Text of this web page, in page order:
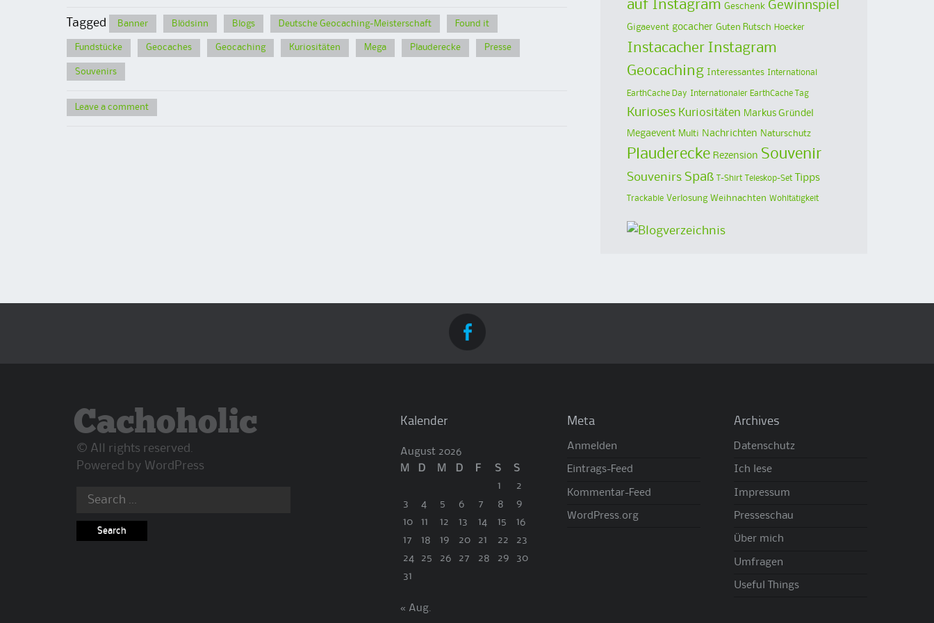
Tagged Banner Blödsinn Blogs Deutsche Geocaching-Meisterschaft Found it
Fundstücke Geocaches Geocaching Kuriositäten Mega Plauderecke Presse
Souvenirs
Leave a comment
auf Instagram Geschenk Gewinnspiel
Gigaevent gocacher Guten Rutsch Hoecker
Instacacher Instagram
Geocaching
Interessantes International
EarthCache Day Internationaler EarthCache Tag
Kurioses Kuriositäten Markus Gründel
Megaevent Multi Nachrichten Naturschutz
Plauderecke Rezension Souvenir
Souvenirs Spaß T-Shirt Teleskop-Set Tipps
Trackable Verlosung Weihnachten Wohltätigkeit
Cachoholic
© All rights reserved.
Powered by WordPress
Search
Kalender
August 2026
M
D M D F S
S
1
2
3
4 5 6 7 8
9
10
11 12 13 14 15
16
17
18 19 20 21 22
23
24
25 26 27 28 29
30
31
« Aug.
Meta
Anmelden
Eintrags-Feed
Kommentar-Feed
WordPress.org
Archives
Datenschutz
Ich lese
Impressum
Presseschau
Über mich
Umfragen
Useful Things